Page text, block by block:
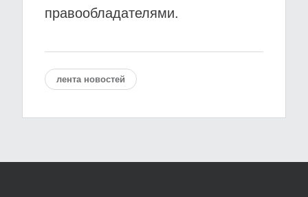
правообладателями.
лента новостей